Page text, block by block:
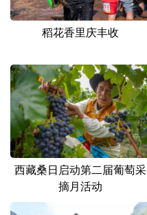
稻花香里庆丰收
西藏桑日启动第二届葡萄采
摘月活动